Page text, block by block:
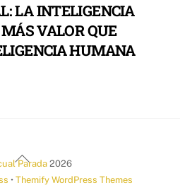
LA INTELIGENCIA
VALOR QUE
HUMANA
Back
To
Parada 2026
• Themify WordPress Themes